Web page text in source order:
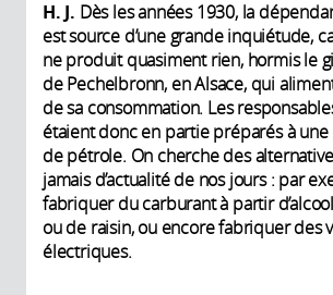
H. J. Dès les années 1930, la
est source d’une grande inquiétude,
ne produit quasiment rien, hormis le
de Pechelbronn, en Alsace, qui
de sa consommation. Les
étaient donc en partie préparés à
de pétrole. On cherche des
jamais d’actualité de nos jours : par
fabriquer du carburant à partir
ou de raisin, ou encore fabriquer des
électriques.